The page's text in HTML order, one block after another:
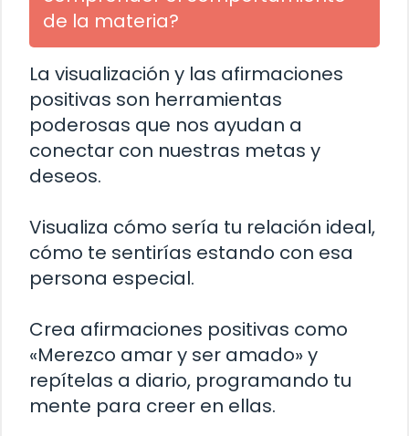
de la materia?
La visualización y las afirmaciones
positivas son herramientas
poderosas que nos ayudan a
conectar con nuestras metas y
deseos.
Visualiza cómo sería tu relación ideal,
cómo te sentirías estando con esa
persona especial.
Crea afirmaciones positivas como
«Merezco amar y ser amado» y
repítelas a diario, programando tu
mente para creer en ellas.